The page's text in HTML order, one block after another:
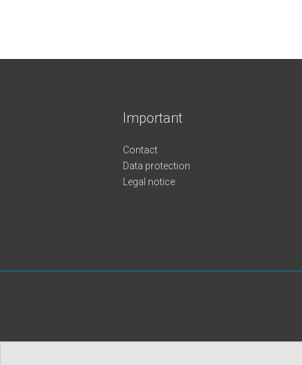
Important
Contact
Data protection
Legal notice